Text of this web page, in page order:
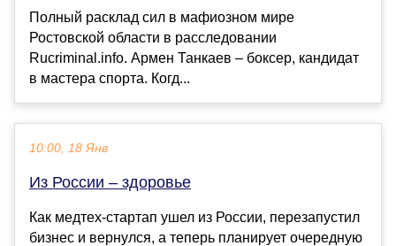
Полный расклад сил в мафиозном мире
Ростовской области в расследовании
Rucriminal.info. Армен Танкаев – боксер, кандидат
в мастера спорта. Когд...
10:00, 18 Янв
Из России – здоровье
Как медтех-стартап ушел из России, перезапустил
бизнес и вернулся, а теперь планирует очередную